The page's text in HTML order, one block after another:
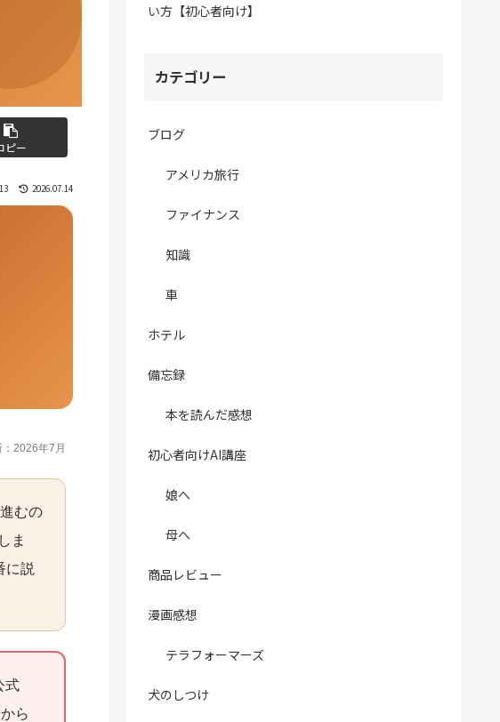
ピー
2026.07.14
2026年7月
むの
ま
に説
式
ら
い方【初心者向け】
カテゴリー
ブログ
アメリカ旅行
ファイナンス
知識
車
ホテル
備忘録
本を読んだ感想
初心者向けAI講座
娘へ
母へ
商品レビュー
漫画感想
テラフォーマーズ
犬のしつけ